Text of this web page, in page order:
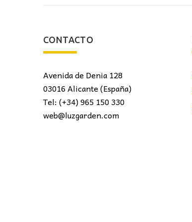
CONTACTO
Avenida de Denia 128
03016 Alicante (España)
Tel: (+34) 965 150 330
web@luzgarden.com